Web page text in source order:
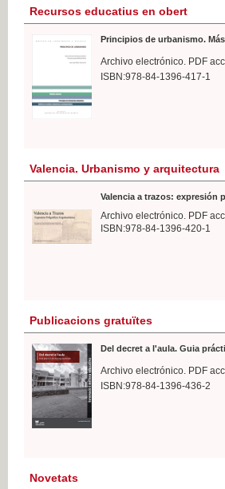
Recursos educatius en obert
Principios de urbanismo.
Archivo electrónico. PDF
ISBN:978-84-1396-417-1
Valencia. Urbanismo y arquitectura
Valencia a trazos: expresión
Archivo electrónico. PDF
ISBN:978-84-1396-420-1
Publicacions gratuïtes
Del decret a l'aula. Guia
Archivo electrónico. PDF
ISBN:978-84-1396-436-2
Novetats